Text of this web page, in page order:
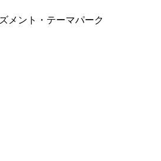
メント・テーマパーク